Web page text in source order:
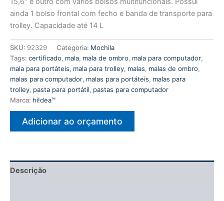
ainda 1 bolso frontal com fecho e banda de transporte para
trolley. Capacidade até 14 L
SKU: 92329 Categoria: Mochila
Tags: certificado, mala, mala de ombro, mala para computador,
mala para portáteis, mala para trolley, malas, malas de ombro,
malas para computador, malas para portáteis, malas para
trolley, pasta para portátil, pastas para computador
Marca: hi!dea™
Adicionar ao orçamento
Descrição